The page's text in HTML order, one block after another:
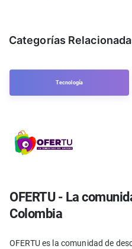
Categorías
Tecnología
OFERTU - La
Colombia
OFERTU es la comunidad de